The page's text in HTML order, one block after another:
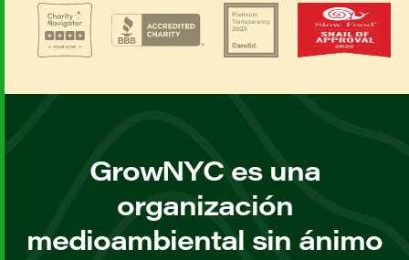
GrowNYC es una
organización
medioambiental sin ánimo